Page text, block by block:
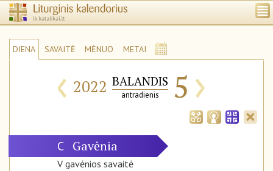
DIENA SAVAITĖ MĖNUO METAI
‹ 2022 BALANDIS
antradienis 5 ›
C Gavėnia
V gavėnios savaitė